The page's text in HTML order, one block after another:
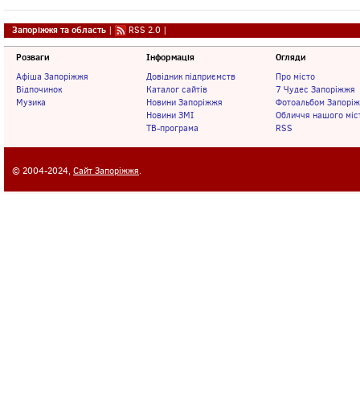
Запоріжжя та область | RSS 2.0 |
Розваги
Афіша Запоріжжя
Відпочинок
Музика
Інформація
Довідник підприємств
Каталог сайтів
Новини Запоріжжя
Новини ЗМІ
ТВ-програма
Огляди
Про місто
7 Чудес Запоріжжя
Фотоальбом
Обличчя нашого
RSS
© 2004-2024, Сайт Запоріжжя.